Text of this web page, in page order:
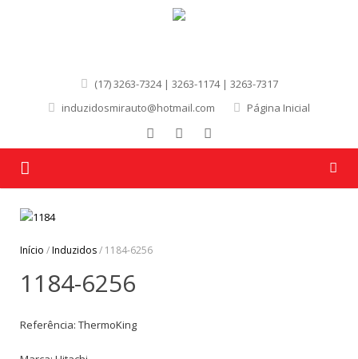
(17) 3263-7324 | 3263-1174 | 3263-7317
induzidosmirauto@hotmail.com
Página Inicial
Quem Somos
Produtos
Marcas
Contato
Início /Induzidos/ 1184-6256
1184-6256
Referência: ThermoKing